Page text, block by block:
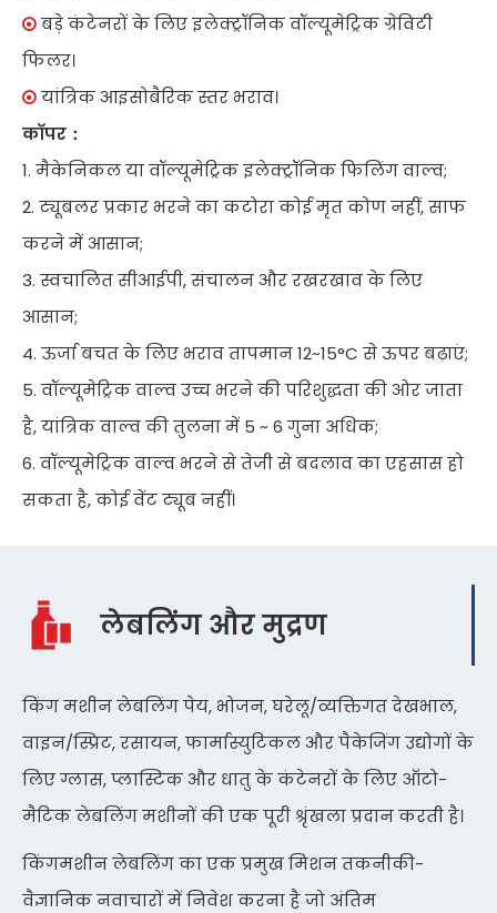
 बड़े कंटेनरों के लिए इलेक्ट्रॉनिक वॉल्यूमेट्रिक ग्रेविटी
फिलर।
 यांत्रिक आइसोबैरिक स्तर भराव।
काॅपर：
1. मैकेनिकल या वॉल्यूमेट्रिक इलेक्ट्रॉनिक फिलिंग वाल्व;
2. ट्यूबलर प्रकार भरने का कटोरा कोई मृत कोण नहीं, साफ
करने में आसान;
3. स्वचालित सीआईपी, संचालन और रखरखाव के लिए
आसान;
4. ऊर्जा बचत के लिए भराव तापमान 12~15°C से ऊपर बढ़ाएं;
5. वॉल्यूमेट्रिक वाल्व उच्च भरने की परिशुद्धता की ओर जाता
है, यांत्रिक वाल्व की तुलना में 5 ~ 6 गुना अधिक;
6. वॉल्यूमेट्रिक वाल्व भरने से तेजी से बदलाव का एहसास हो
सकता है, कोई वेंट ट्यूब नहीं।
लेबलिंग और मुद्रण
किंग मशीन लेबलिंग पेय, भोजन, घरेलू/व्यक्तिगत देखभाल,
वाइन/स्प्रिट, रसायन, फार्मास्युटिकल और पैकेजिंग उद्योगों के
लिए ग्लास, प्लास्टिक और धातु के कंटेनरों के लिए ऑटो-
मैटिक लेबलिंग मशीनों की एक पूरी श्रृंखला प्रदान करती है।
किंगमशीन लेबलिंग का एक प्रमुख मिशन तकनीकी-
वैज्ञानिक नवाचारों में निवेश करना है जो अंतिम